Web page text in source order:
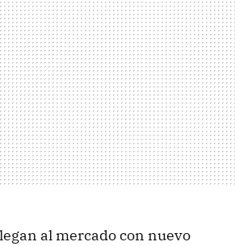
al mercado con nuevo